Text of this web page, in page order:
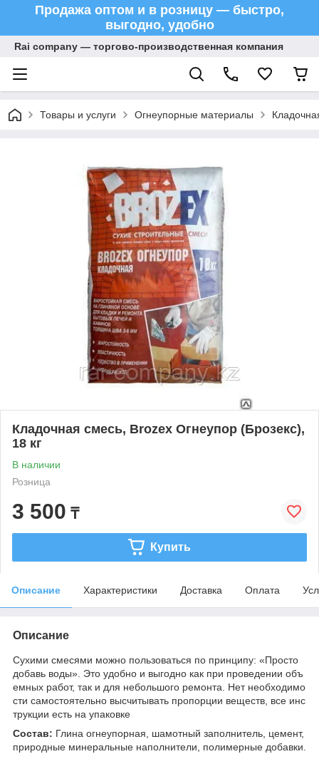
Продажа оптом и в розницу — быстро,
выгодно, удобно
Rai company — торгово-производственная компания
Товары и услуги Огнеупорные материалы
Кладочная смесь, Brozex Огнеупор (Брозекс),
18 кг
В наличии
Розница
3 500 ₸
Купить
Описание Характеристики Доставка Оплата
Описание
Сухими смесями можно пользоваться по принципу: «Просто
добавь воды». Это удобно и выгодно как при проведении объ
емных работ, так и для небольшого ремонта. Нет необходимо
сти самостоятельно высчитывать пропорции веществ, все инс
трукции есть на упаковке
Состав: Глина огнеупорная, шамотный заполнитель, цемент,
природные минеральные наполнители, полимерные добавки.